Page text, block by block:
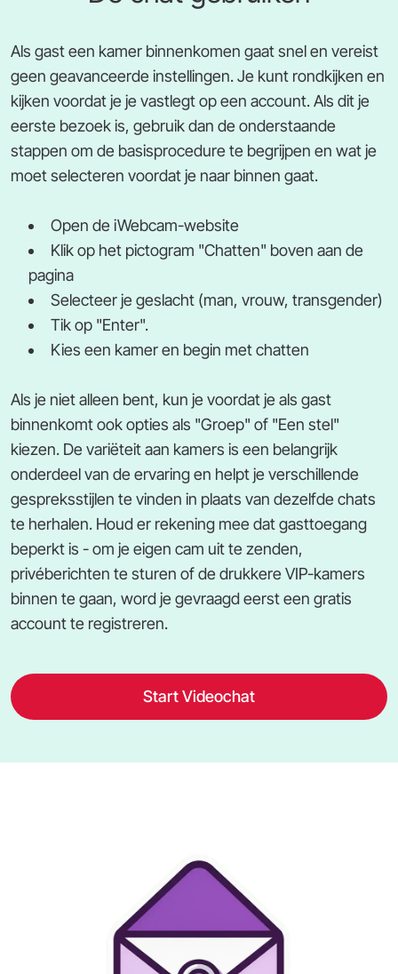
Als gast een kamer binnenkomen gaat snel en vereist
geen geavanceerde instellingen. Je kunt rondkijken en
kijken voordat je je vastlegt op een account. Als dit je
eerste bezoek is, gebruik dan de onderstaande
stappen om de basisprocedure te begrijpen en wat je
moet selecteren voordat je naar binnen gaat.
Open de iWebcam-website
Klik op het pictogram "Chatten" boven aan de
pagina
Selecteer je geslacht (man, vrouw, transgender)
Tik op "Enter".
Kies een kamer en begin met chatten
Als je niet alleen bent, kun je voordat je als gast
binnenkomt ook opties als "Groep" of "Een stel"
kiezen. De variëteit aan kamers is een belangrijk
onderdeel van de ervaring en helpt je verschillende
gespreksstijlen te vinden in plaats van dezelfde chats
te herhalen. Houd er rekening mee dat gasttoegang
beperkt is - om je eigen cam uit te zenden,
privéberichten te sturen of de drukkere VIP-kamers
binnen te gaan, word je gevraagd eerst een gratis
account te registreren.
Start Videochat